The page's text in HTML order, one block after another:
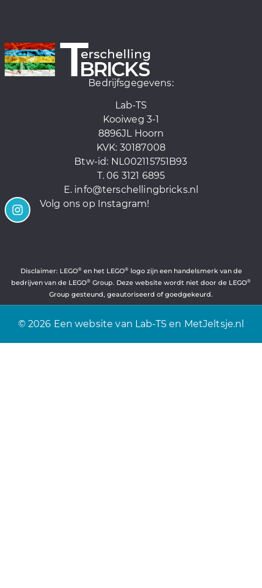
Bedrijfsgegevens:
Lab-TS
Kooiweg 3-1
8896JL Hoorn
KVK: 30187008
Btw-id: NL002115751B93
T. 06 3121 6895
E. info@terschellingbricks.nl
Volg ons op Instagram!
Disclaimer: LEGO®en het LEGO®logo zijn een handelsmerk van de
bedrijven van de LEGO® Group. Deze website wordt niet door de LEGO®
Group gesteund, geautoriseerd of goedgekeurd.
© 2026 Een website van Lab-TS en MetJeltsje.nl